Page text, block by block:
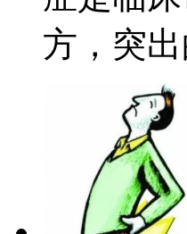
方，突